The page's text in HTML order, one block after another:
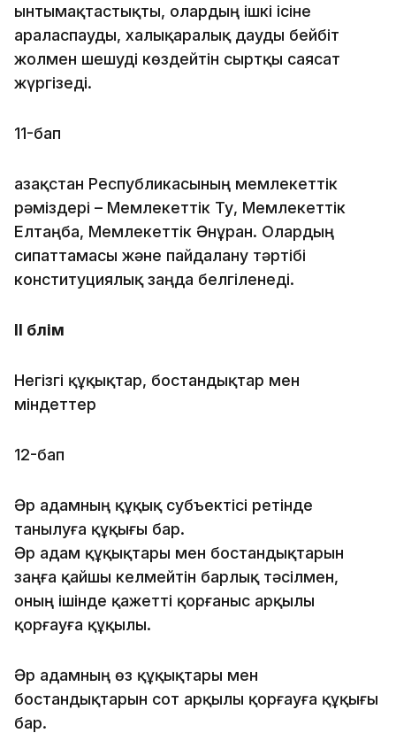
ынтымақтастықты, олардың ішкі ісіне
араласпауды, халықаралық дауды бейбіт
жолмен шешуді көздейтін сыртқы саясат
жүргізеді.
11-бап
Қазақстан Республикасының мемлекеттік
рәміздері – Мемлекеттік Ту, Мемлекеттік
Елтаңба, Мемлекеттік Әнұран. Олардың
сипаттамасы және пайдалану тәртібі
конституциялық заңда белгіленеді.
II бөлім
Негізгі құқықтар, бостандықтар мен
міндеттер
12-бап
Әр адамның құқық субъектiсi ретiнде
танылуға құқығы бар.
Әр адам құқықтары мен бостандықтарын
заңға қайшы келмейтiн барлық тәсiлмен,
оның ішінде қажетті қорғаныс арқылы
қорғауға құқылы.
Әр адамның өз құқықтары мен
бостандықтарын сот арқылы қорғауға құқығы
бар.